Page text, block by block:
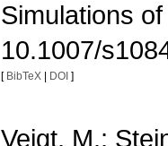
Simulations
10.1007/
[ BibTeX| DOI ]
Veigt, M.;